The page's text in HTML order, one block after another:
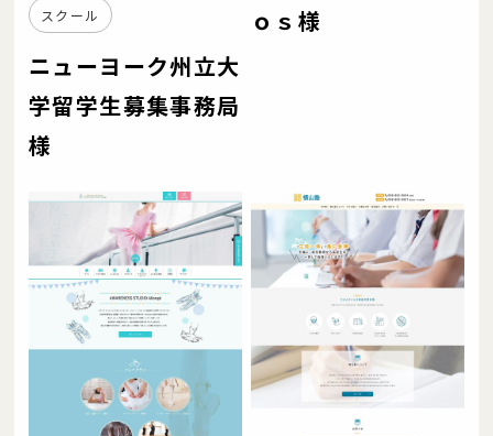
スクール
ニューヨーク州立大
学留学生募集事務局
様
ｏｓ様